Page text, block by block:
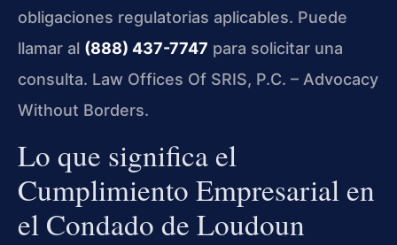
obligaciones regulatorias aplicables. Puede
llamar al (888) 437-7747 para solicitar una
consulta. Law Offices Of SRIS, P.C. – Advocacy
Without Borders.
Lo que significa el
Cumplimiento Empresarial en
el Condado de Loudoun